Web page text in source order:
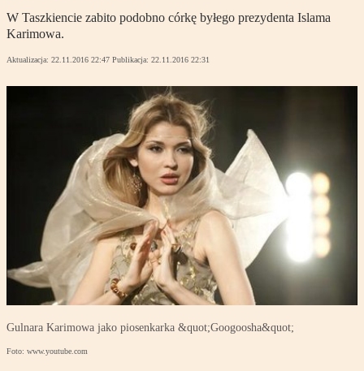
W Taszkiencie zabito podobno córkę byłego prezydenta Islama
Karimowa.
Aktualizacja: 22.11.2016 22:47 Publikacja: 22.11.2016 22:31
Gulnara Karimowa jako piosenkarka &quot;Googoosha&quot;
Foto: www.youtube.com